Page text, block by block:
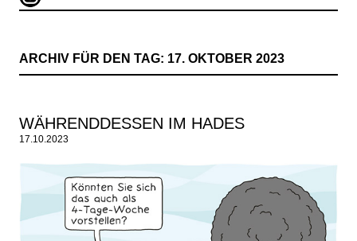
ARCHIV FÜR DEN TAG: 17. OKTOBER 2023
WÄHRENDDESSEN IM HADES
17.10.2023